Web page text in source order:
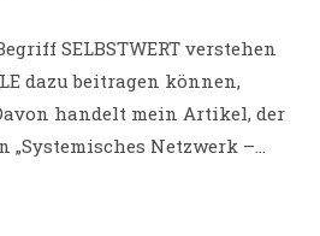
SELBSTWERT verstehen
dazu beitragen können,
handelt mein Artikel, der
„Systemisches Netzwerk –…